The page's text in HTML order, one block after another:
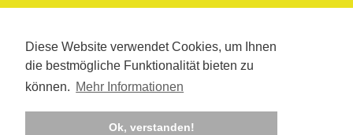
Diese Website verwendet Cookies, um Ihnen
die bestmögliche Funktionalität bieten zu
können. Mehr Informationen
Ok, verstanden!